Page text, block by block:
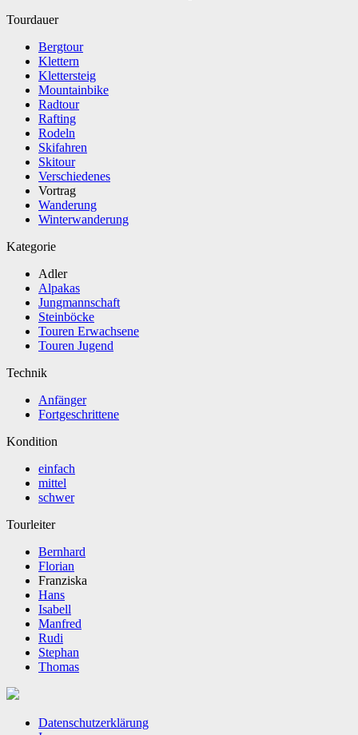
Tourdauer
Bergtour
Klettern
Klettersteig
Mountainbike
Radtour
Rafting
Rodeln
Skifahren
Skitour
Verschiedenes
Vortrag
Wanderung
Winterwanderung
Kategorie
Adler
Alpakas
Jungmannschaft
Steinböcke
Touren Erwachsene
Touren Jugend
Technik
Anfänger
Fortgeschrittene
Kondition
einfach
mittel
schwer
Tourleiter
Bernhard
Florian
Franziska
Hans
Isabell
Manfred
Rudi
Stephan
Thomas
Datenschutzerklärung